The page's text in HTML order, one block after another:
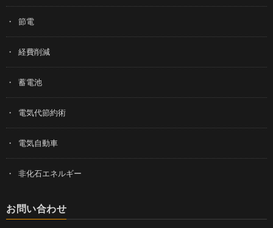
節電
経費削減
蓄電池
電気代節約術
電気自動車
非化石エネルギー
お問い合わせ